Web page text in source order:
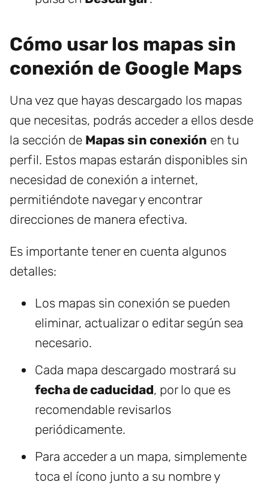
Cómo usar los mapas sin
conexión de Google Maps
Una vez que hayas descargado los mapas
que necesitas, podrás acceder a ellos desde
la sección de Mapas sin conexión en tu
perfil. Estos mapas estarán disponibles sin
necesidad de conexión a internet,
permitiéndote navegar y encontrar
direcciones de manera efectiva.
Es importante tener en cuenta algunos
detalles:
Los mapas sin conexión se pueden
eliminar, actualizar o editar según sea
necesario.
Cada mapa descargado mostrará su
fecha de caducidad, por lo que es
recomendable revisarlos
periódicamente.
Para acceder a un mapa, simplemente
toca el ícono junto a su nombre y